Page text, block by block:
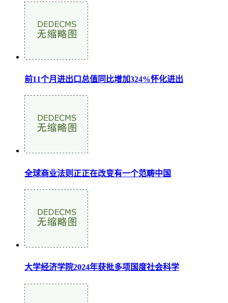
前11个月进出口总值同比增加324%怀化进出
全球商业法则正正在改变有一个范畴中国
大学经济学院2024年获批多项国度社会科学